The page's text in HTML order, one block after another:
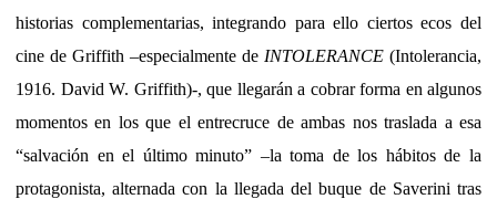
historias complementarias, integrando para ello ciertos ecos del
cine de Griffith –especialmente de INTOLERANCE (Intolerancia,
1916. David W. Griffith)-, que llegarán a cobrar forma en algunos
momentos en los que el entrecruce de ambas nos traslada a esa
“salvación en el último minuto” –la toma de los hábitos de la
protagonista, alternada con la llegada del buque de Saverini tras